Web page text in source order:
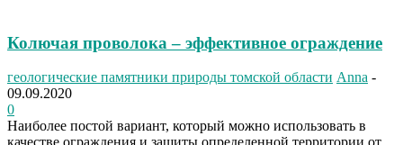
Колючая проволока – эффективное ограждение
геологические памятники природы томской области Anna -
09.09.2020
0
Наиболее постой вариант, который можно использовать в